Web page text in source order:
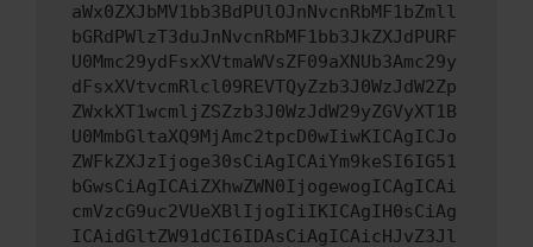
aWx0ZXJbMV1bb3BdPUlOJnNvcnRbMF1bZmll
bGRdPWlzT3duJnNvcnRbMF1bb3JkZXJdPURF
U0Mmc29ydFsxXVtmaWVsZF09aXNUb3Amc29y
dFsxXVtvcmRlcl09REVTQyZzb3J0WzJdW2Zp
ZWxkXT1wcmljZSZzb3J0WzJdW29yZGVyXT1B
U0MmbGltaXQ9MjAmc2tpcD0wIiwKICAgICJo
ZWFkZXJzIjoge30sCiAgICAiYm9keSI6IG51
bGwsCiAgICAiZXhwZWN0IjogewogICAgICAi
cmVzcG9uc2VUeXBlIjogIiIKICAgIH0sCiAg
ICAidGltZW91dCI6IDAsCiAgICAicHJvZ3Jl